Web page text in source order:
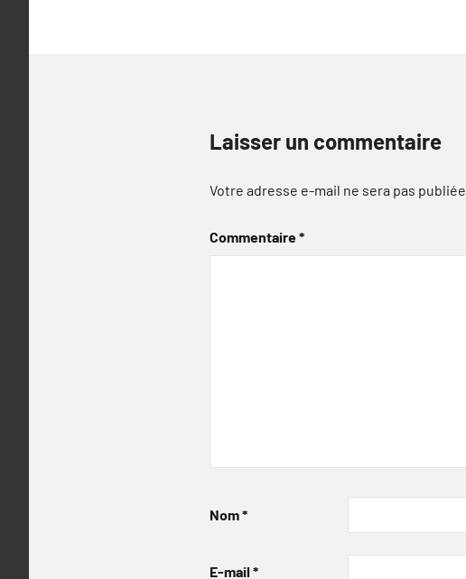
Laisser un commentaire
Votre adresse e-mail ne sera pas publiée.
Commentaire*
Nom*
E-mail *